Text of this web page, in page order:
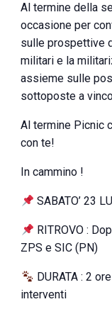
Al termine della
occasione per
sulle prospettive
militari e la
assieme sulle
sottoposte a
Al termine Picnic
con te!
In cammino !
SABATO’ 23
RITROVO :
ZPS e SIC (PN)
DURATA : 2
interventi